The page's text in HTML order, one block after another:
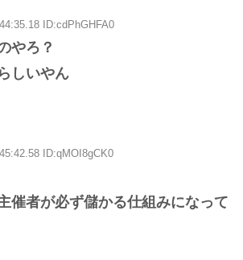
ID:cdPhGHFA0
やろ？
しいやん
ID:qMOI8gCK0
催者が必ず儲かる仕組みになって